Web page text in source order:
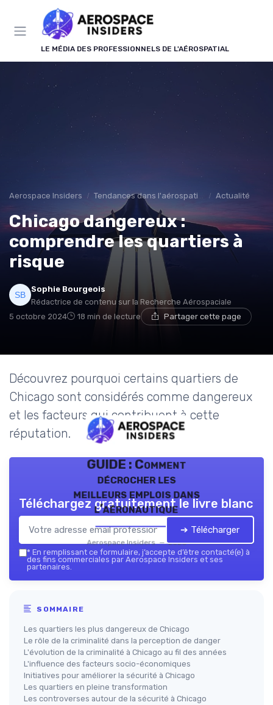
LE MÉDIA DES PROFESSIONNELS DE L'AÉROSPATIAL
Aerospace Insiders Tendances dans l'aérospatial Actualité
Chicago dangereux :
comprendre les quartiers à
risque
Sophie Bourgeois
Rédactrice de contenu sur la Recherche Aérospaciale
5 octobre 2024
18 min de lecture Partager cette page
Découvrez pourquoi certains quartiers de
Chicago sont considérés comme dangereux
et les facteurs qui contribuent à cette
réputation.
GUIDE : Comment
décrocher les
meilleurs emplois dans
l’aéronautique
Aerospace Insiders — 2026
Téléchargez gratuitement le livre blanc
➔ Télécharger
* En remplissant ce formulaire, j’accepte d’être contacté(e) à
des fins commerciales par Aerospace Insiders et ses
partenaires.
SOMMAIRE
Les quartiers les plus dangereux de Chicago
Le rôle de la criminalité dans la perception de danger
L'évolution de la criminalité à Chicago au fil des années
L'influence des facteurs socio-économiques
Initiatives pour améliorer la sécurité à Chicago
Les quartiers en pleine transformation
Les controverses autour de la sécurité à Chicago
Panneau de gestion des cookies